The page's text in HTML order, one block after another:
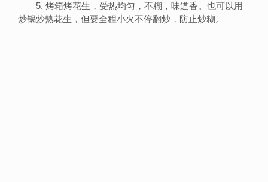
5. 烤箱烤花生，受热均匀，不糊，味道香。也可以用
炒锅炒熟花生，但要全程小火不停翻炒，防止炒糊。